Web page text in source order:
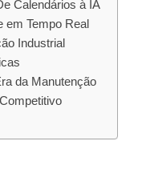
Calendários à IA
em Tempo Real
Industrial
da Manutenção